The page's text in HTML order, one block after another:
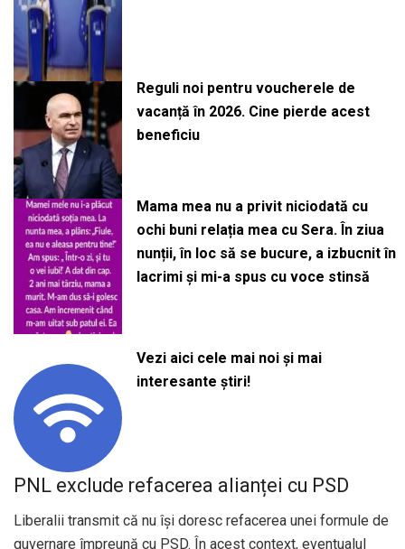
Reguli noi pentru voucherele de
vacanță în 2026. Cine pierde acest
beneficiu
Mama mea nu a privit niciodată cu
ochi buni relația mea cu Sera. În ziua
nunții, în loc să se bucure, a izbucnit în
lacrimi și mi-a spus cu voce stinsă
Vezi aici cele mai noi și mai
interesante știri!
PNL exclude refacerea alianței cu PSD
Liberalii transmit că nu își doresc refacerea unei formule de
guvernare împreună cu PSD. În acest context, eventualul